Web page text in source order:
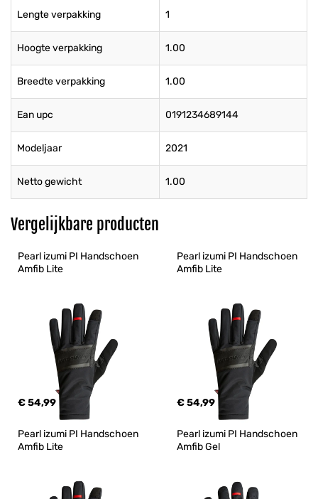
Lengte verpakking 1
Hoogte verpakking 1.00
Breedte verpakking 1.00
Ean upc 0191234689144
Modeljaar 2021
Netto gewicht 1.00
Vergelijkbare producten
Pearl izumi PI Handschoen
Amfib Lite
€ 54,99
Pearl izumi PI Handschoen
Amfib Lite
€ 54,99
Pearl izumi PI Handschoen
Amfib Lite
Pearl izumi PI Handschoen
Amfib Gel